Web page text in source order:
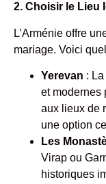
2. Choisir le Lieu
L’Arménie offre
mariage. Voici
Yerevan :
et modernes
aux lieux de
une option
Les
Virap ou
historiques